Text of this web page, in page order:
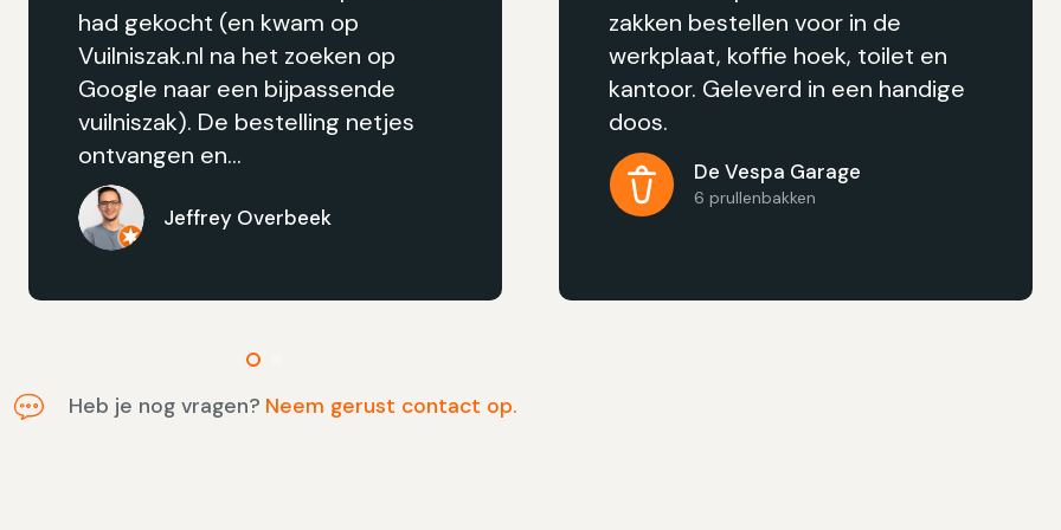
op
netjes
zakken bestellen voor in de
werkplaat, koffie hoek, toilet en
kantoor. Geleverd in een handige
doos.
sterk zijn en goed
eerste proefzak
de tweede proefzak
E3 strand Eersel
Heb je nog vragen? Neem gerust contact op.